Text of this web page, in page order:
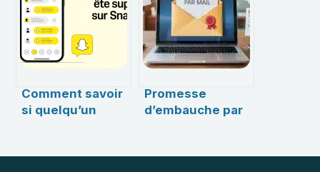
fichiers
ancien blog
Comment savoir
si quelqu’un
Promesse
d’embauche par
points de